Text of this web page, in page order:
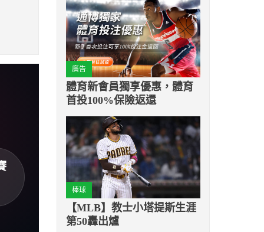
廣告
體育新會員獨享優惠，體育
首投100%保險返還
棒球
【MLB】教士小塔提斯生涯
第50轟出爐